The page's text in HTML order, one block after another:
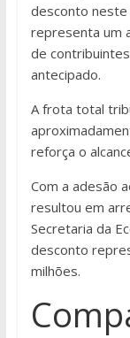
desconto
representa um
de
antecipado.
A frota total
reforça o
Com a adesão
resultou em
Secretaria da
desconto
milhões.